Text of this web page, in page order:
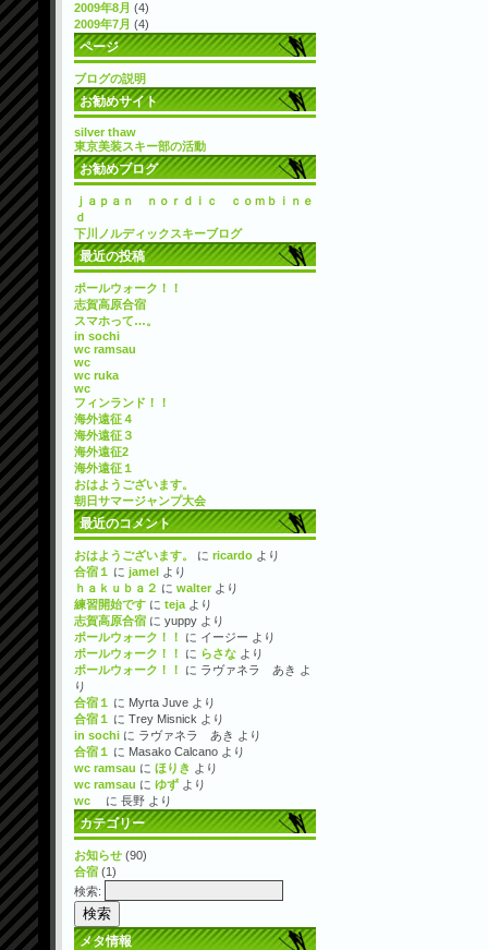
2009年8月 (4)
2009年7月 (4)
ページ
ブログの説明
お勧めサイト
silver thaw
東京美装スキー部の活動
お勧めブログ
ｊａｐａｎ ｎｏｒｄｉｃ ｃｏｍｂｉｎｅ
ｄ
下川ノルディックスキーブログ
最近の投稿
ポールウォーク！！
志賀高原合宿
スマホって…。
in sochi
wc ramsau
wc
wc ruka
wc
フィンランド！！
海外遠征４
海外遠征３
海外遠征2
海外遠征１
おはようございます。
朝日サマージャンプ大会
最近のコメント
おはようございます。 に ricardo より
合宿１ に jamel より
ｈａｋｕｂａ２ に walter より
練習開始です に teja より
志賀高原合宿 に yuppy より
ポールウォーク！！
に イージー より
ポールウォーク！！
に らさな より
ポールウォーク！！
に ラヴァネラ あき よ
り
合宿１ に Myrta Juve より
合宿１ に Trey Misnick より
in sochi に ラヴァネラ あき より
合宿１ に Masako Calcano より
wc ramsau に ほりき より
wc ramsau に ゆず より
wc
に 長野 より
カテゴリー
お知らせ (90)
合宿 (1)
検索:
メタ情報